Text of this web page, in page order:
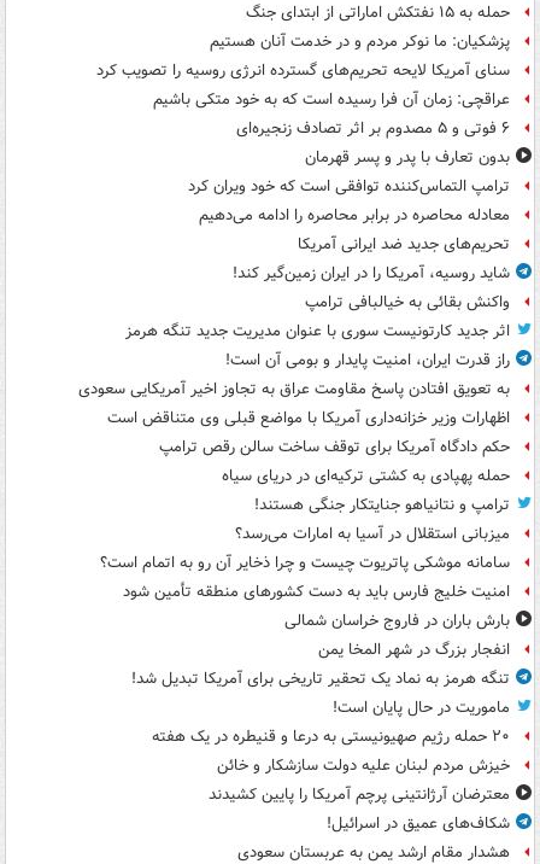
حمله به ۱۵ نفتکش‌ اماراتی از ابتدای جنگ
پزشکیان: ما نوکر مردم و در خدمت آنان هستیم
سنای آمریکا لایحه تحریم‌های گسترده انرژی روسیه را تصویب کرد
عراقچی: زمان آن فرا رسیده است که به خود متکی باشیم
۶ فوتی و ۵ مصدوم بر اثر تصادف زنجیره‌ای
بدون تعارف با پدر و پسر قهرمان
ترامپ التماس‌کننده توافقی است که خود ویران کرد
معادله محاصره در برابر محاصره را ادامه می‌دهیم
تحریم‌های جدید ضد ایرانی آمریکا
شاید روسیه، آمریکا را در ایران زمین‌گیر کند!
واکنش بقائی به خیالبافی ترامپ
اثر جدید کارتونیست سوری با عنوان مدیریت جدید تنگه هرمز
راز قدرت ایران، امنیت پایدار و بومی آن است!
به تعویق افتادن پاسخ مقاومت عراق به تجاوز اخیر آمریکایی سعودی
اظهارات وزیر خزانه‌داری آمریکا با مواضع قبلی وی متناقض است
حکم دادگاه آمریکا برای توقف ساخت سالن رقص ترامپ
حمله پهپادی به کشتی ترکیه‌ای در دریای سیاه
ترامپ و نتانیاهو جنایتکار جنگی هستند!
میزبانی استقلال در آسیا به امارات می‌رسد؟
سامانه موشکی پاتریوت چیست و چرا ذخایر آن رو به اتمام است؟
امنیت خلیج فارس باید به دست کشورهای منطقه تأمین شود
بارش باران در فاروج خراسان شمالی
انفجار بزرگ در شهر المخا یمن
تنگه هرمز به نماد یک تحقیر تاریخی برای آمریکا تبدیل شد!
ماموریت در حال پایان است!
۲۰ حمله رژیم صهیونیستی به درعا و قنیطره در یک هفته
خیزش مردم لبنان علیه دولت سازشکار و خائن
معترضان آرژانتینی پرچم آمریکا را پایین کشیدند
شکاف‌های عمیق در اسرائیل!
هشدار مقام ارشد یمن به عربستان سعودی